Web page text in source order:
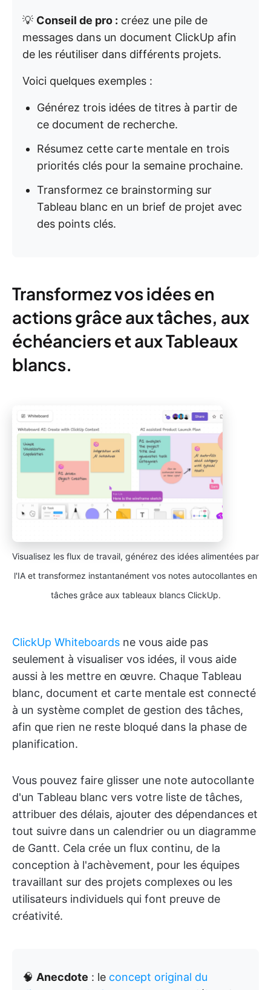
💡 Conseil de pro : créez une pile de
messages dans un document ClickUp afin
de les réutiliser dans différents projets.
Voici quelques exemples :
Générez trois idées de titres à partir de
ce document de recherche.
Résumez cette carte mentale en trois
priorités clés pour la semaine prochaine.
Transformez ce brainstorming sur
Tableau blanc en un brief de projet avec
des points clés.
Transformez vos idées en
actions grâce aux tâches, aux
échéanciers et aux Tableaux
blancs.
Visualisez les flux de travail, générez des idées alimentées par
l'IA et transformez instantanément vos notes autocollantes en
tâches grâce aux tableaux blancs ClickUp.
ClickUp Whiteboards ne vous aide pas
seulement à visualiser vos idées, il vous aide
aussi à les mettre en œuvre. Chaque Tableau
blanc, document et carte mentale est connecté
à un système complet de gestion des tâches,
afin que rien ne reste bloqué dans la phase de
planification.
Vous pouvez faire glisser une note autocollante
d'un Tableau blanc vers votre liste de tâches,
attribuer des délais, ajouter des dépendances et
tout suivre dans un calendrier ou un diagramme
de Gantt. Cela crée un flux continu, de la
conception à l'achèvement, pour les équipes
travaillant sur des projets complexes ou les
utilisateurs individuels qui font preuve de
créativité.
🧠 Anecdote : le concept original du